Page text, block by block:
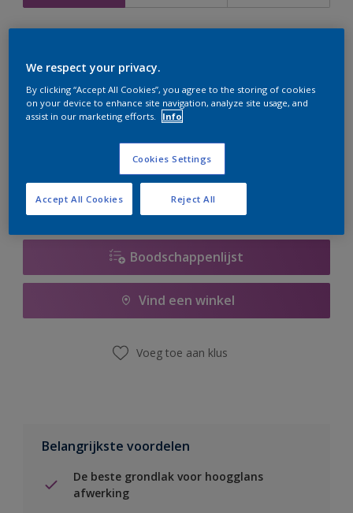
Op dit moment is het niet mogelijk dit product online
te bestellen. Houd de website in de gaten, we werken
er hard aan om de voorraad aan te vullen.
Boodschappenlijst
Vind een winkel
Voeg toe aan klus
Belangrijkste voordelen
De beste grondlak voor hoogglans
afwerking
We respect your privacy.
By clicking “Accept All Cookies”, you agree to the storing of cookies
on your device to enhance site navigation, analyze site usage, and
assist in our marketing efforts.
Info
Cookies Settings
Reject All
Accept All Cookies